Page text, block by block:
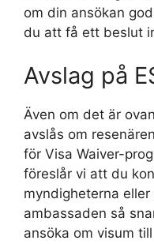
om din ansökan
du att få ett beslut
Avslag på
Även om det är
avslås om
för Visa Waiver-
föreslår vi att du
myndigheterna
ambassaden så
ansöka om visum